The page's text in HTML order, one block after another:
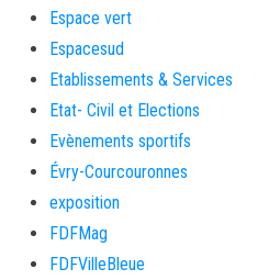
Espace vert
Espacesud
Etablissements & Services
Etat- Civil et Elections
Evènements sportifs
Évry-Courcouronnes
exposition
FDFMag
FDFVilleBleue